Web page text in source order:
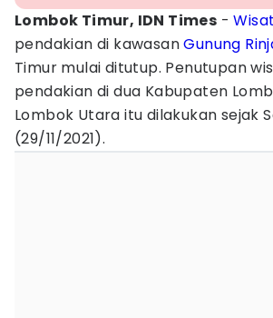
Lombok Timur, IDN Times -
pendakian di kawasanGunung
Timur mulai ditutup. Penutupan
pendakian di dua Kabupaten
Lombok Utara itu dilakukan sejak
(29/11/2021).